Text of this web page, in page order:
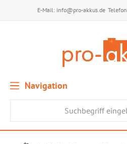
E-Mail: info@pro-akkus.de
Navigation